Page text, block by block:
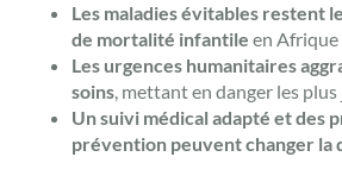
Les maladies évitables restent
de mortalité infantile en Afrique
Les urgences humanitaires
soins, mettant en danger les plus
Un suivi médical adapté et des
prévention peuvent changer la